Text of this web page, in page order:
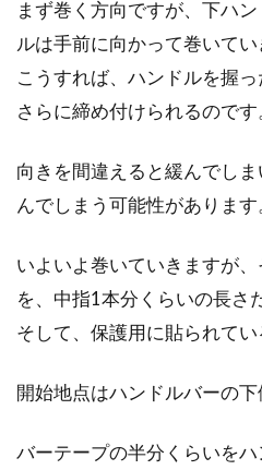
の見た目
性能は、ロー
はクロスバイ
換する方
ピストバイク
ないピス...
まず巻く方向ですが、下ハ
ルは手前に向かって巻いてい
こうすれば、ハンドルを握
さらに締め付けられるのです
向きを間違えると緩んでし
んでしまう可能性があります
いよいよ巻いていきますが
を、中指1本分くらいの長さ
そして、保護用に貼られてい
開始地点はハンドルバーの下
バーテープの半分くらいを